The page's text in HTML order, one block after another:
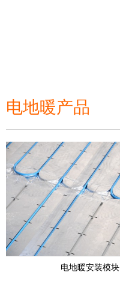
电地暖产品
电地暖安装模块